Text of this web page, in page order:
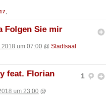
Folgen Sie mir
2018 um 07:00 @ Stadtsaal
1
feat. Florian
um 23:00 @